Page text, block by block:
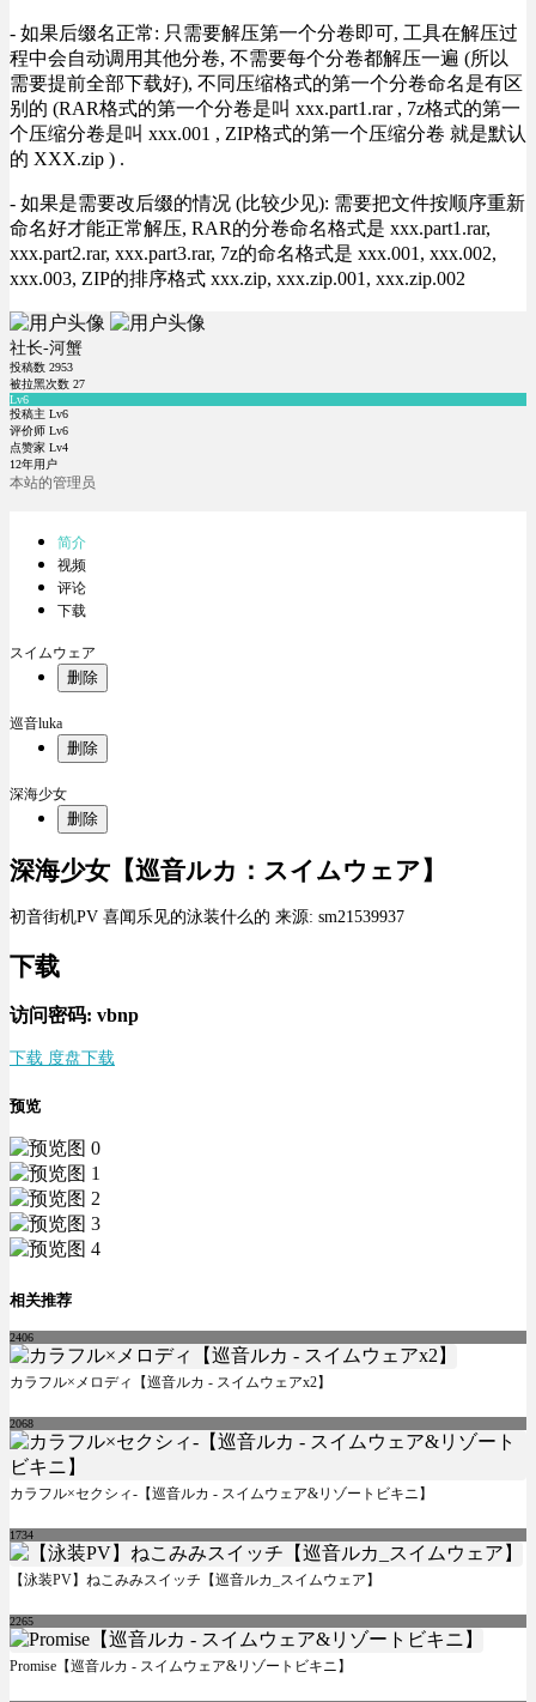
- 如果后缀名正常: 只需要解压第一个分卷即可, 工具在解压过
程中会自动调用其他分卷, 不需要每个分卷都解压一遍 (所以
需要提前全部下载好), 不同压缩格式的第一个分卷命名是有区
别的 (RAR格式的第一个分卷是叫 xxx.part1.rar , 7z格式的第一
个压缩分卷是叫 xxx.001 , ZIP格式的第一个压缩分卷 就是默认
的 XXX.zip ) .
- 如果是需要改后缀的情况 (比较少见): 需要把文件按顺序重新
命名好才能正常解压, RAR的分卷命名格式是 xxx.part1.rar,
xxx.part2.rar, xxx.part3.rar, 7z的命名格式是 xxx.001, xxx.002,
xxx.003, ZIP的排序格式 xxx.zip, xxx.zip.001, xxx.zip.002
社长-河蟹
投稿数 2953
被拉黑次数 27
Lv6
投稿主 Lv6
评价师 Lv6
点赞家 Lv4
12年用户
本站的管理员
简介
视频
评论
下载
スイムウェア
删除
巡音luka
删除
深海少女
删除
深海少女【巡音ルカ：スイムウェア】
初音街机PV 喜闻乐见的泳装什么的 来源: sm21539937
下载
访问密码: vbnp
下载 度盘下载
预览
相关推荐
2406
カラフル×メロディ【巡音ルカ - スイムウェアx2】
2068
カラフル×セクシィ-【巡音ルカ - スイムウェア&リゾートビキニ】
1734
【泳装PV】ねこみみスイッチ【巡音ルカ_スイムウェア】
2265
Promise【巡音ルカ - スイムウェア&リゾートビキニ】